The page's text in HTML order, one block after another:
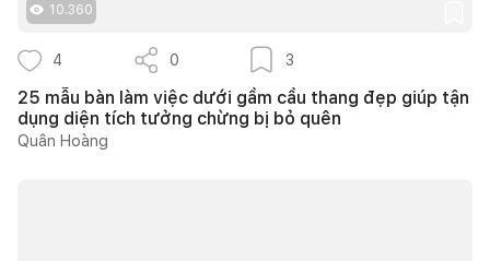
10.360
4 0 3
25 mẫu bàn làm việc dưới gầm cầu thang đẹp giúp tận
dụng diện tích tưởng chừng bị bỏ quên
Quân Hoàng